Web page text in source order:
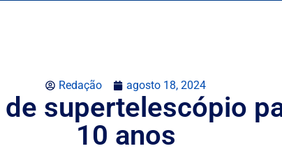
Redação agosto 18, 2024
supertelescópio
10 anos